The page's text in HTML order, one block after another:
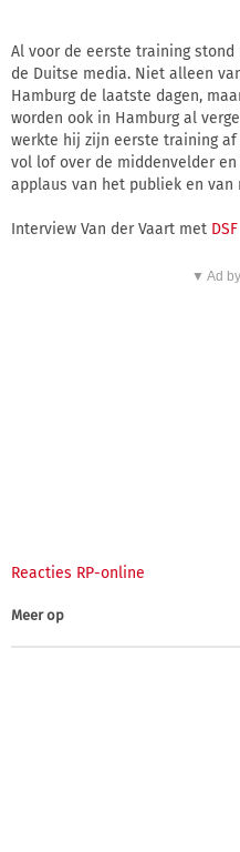
Al voor de eerste training
de Duitse media. Niet alleen
Hamburg de laatste dagen,
worden ook in Hamburg al
werkte hij zijn eerste training
vol lof over de middenvelder
applaus van het publiek en van
Interview Van der Vaart met DSF
▼ Ad
Reacties RP-online
Meer op